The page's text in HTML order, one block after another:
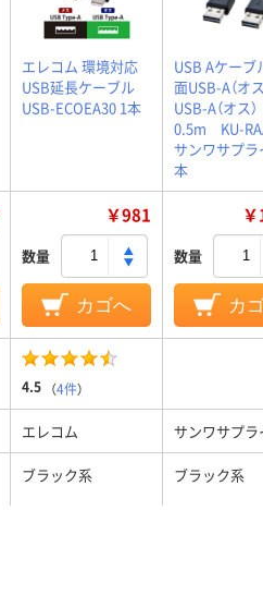
エレコム 環境対応
USB延長ケーブル
USB-ECOEA30 1本
USB Aケー
面USB-A（オ
USB-A（オス
0.5m KU-
サンワサプ
本
￥981
数量
カゴへ
数量
カ
4.5 （4件）
エレコム サンワサプラ
ブラック系 ブラック系